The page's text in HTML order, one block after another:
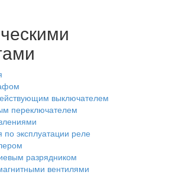
выключателем
переключателем
эксплуатации реле
разрядником
вентилями